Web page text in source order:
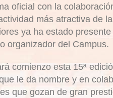
oficial con la
más atractiva de
ya ha estado
organizador del Campus.
comienzo esta 15ª
le da nombre y en
que gozan de gran